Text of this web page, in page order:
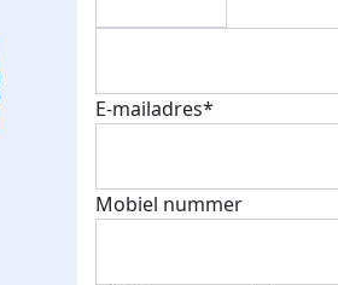
E-mailadres*
Mobiel nummer